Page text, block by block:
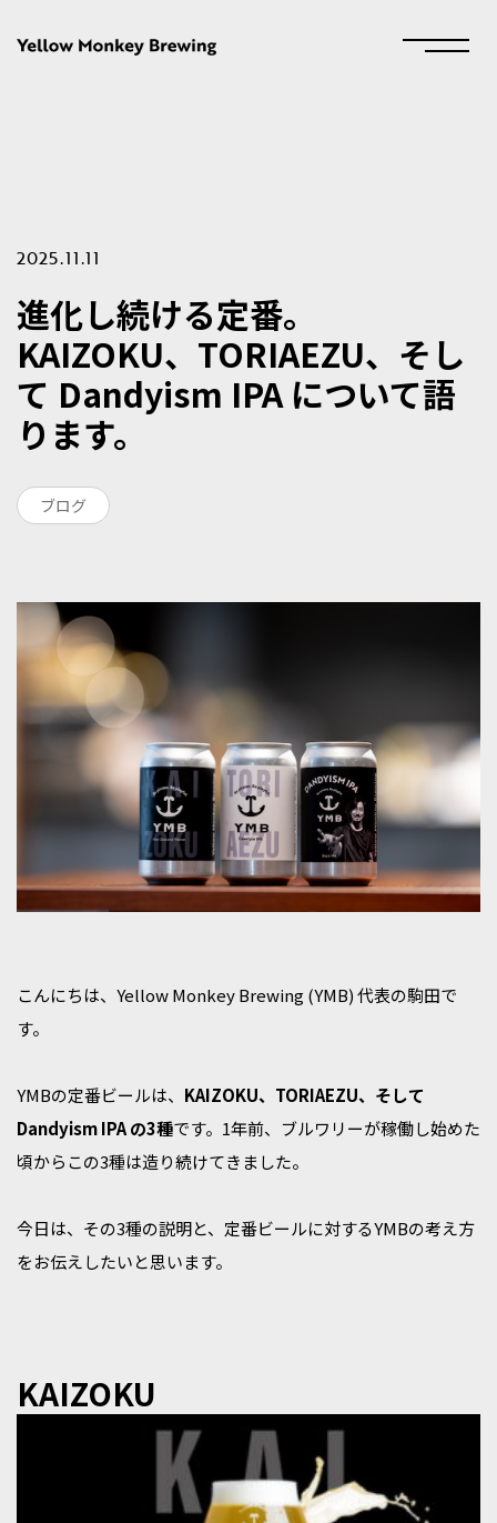
2025.11.11
進化し続ける定番。
KAIZOKU、TORIAEZU、そし
て Dandyism IPA について語
ります。
ブログ
こんにちは、Yellow Monkey Brewing (YMB) 代表の駒田で
す。
YMBの定番ビールは、 KAIZOKU、TORIAEZU、そして
Dandyism IPA の3種です。1年前、ブルワリーが稼働し始めた
頃からこの3種は造り続けてきました。
今日は、その3種の説明と、定番ビールに対するYMBの考え方
をお伝えしたいと思います。
KAIZOKU